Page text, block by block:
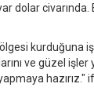
dolar civarında.
kurduğuna
ve güzel işler
hazırız."